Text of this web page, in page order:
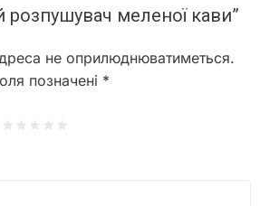
розпушувач меленої кави”
не оприлюднюватиметься.
позначені *